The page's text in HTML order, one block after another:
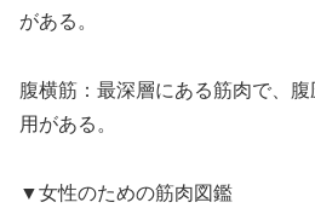
がある。
腹横筋：最深層にある筋肉で、
用がある。
▼女性のための筋肉図鑑